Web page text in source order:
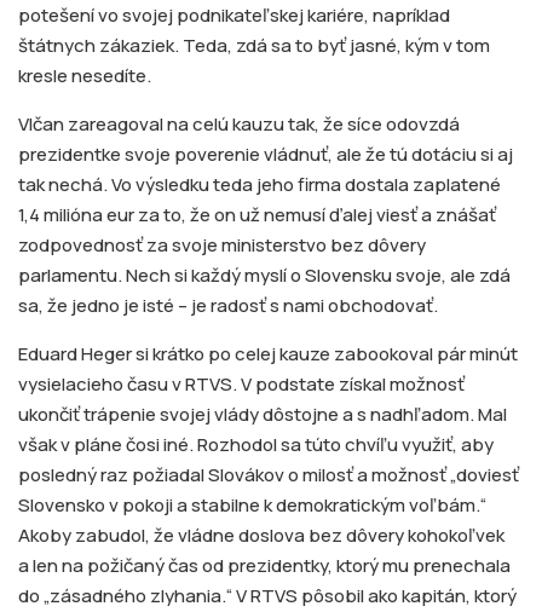
potešení vo svojej podnikateľskej kariére, napríklad
štátnych zákaziek. Teda, zdá sa to byť jasné, kým v tom
kresle nesedíte.
Vlčan zareagoval na celú kauzu tak, že síce odovzdá
prezidentke svoje poverenie vládnuť, ale že tú dotáciu si aj
tak nechá. Vo výsledku teda jeho firma dostala zaplatené
1,4 milióna eur za to, že on už nemusí ďalej viesť a znášať
zodpovednosť za svoje ministerstvo bez dôvery
parlamentu. Nech si každý myslí o Slovensku svoje, ale zdá
sa, že jedno je isté – je radosť s nami obchodovať.
Eduard Heger si krátko po celej kauze zabookoval pár minút
vysielacieho času v RTVS. V podstate získal možnosť
ukončiť trápenie svojej vlády dôstojne a s nadhľadom. Mal
však v pláne čosi iné. Rozhodol sa túto chvíľu využiť, aby
posledný raz požiadal Slovákov o milosť a možnosť „doviesť
Slovensko v pokoji a stabilne k demokratickým voľbám.“
Akoby zabudol, že vládne doslova bez dôvery kohokoľvek
a len na požičaný čas od prezidentky, ktorý mu prenechala
do „zásadného zlyhania.“ V RTVS pôsobil ako kapitán, ktorý